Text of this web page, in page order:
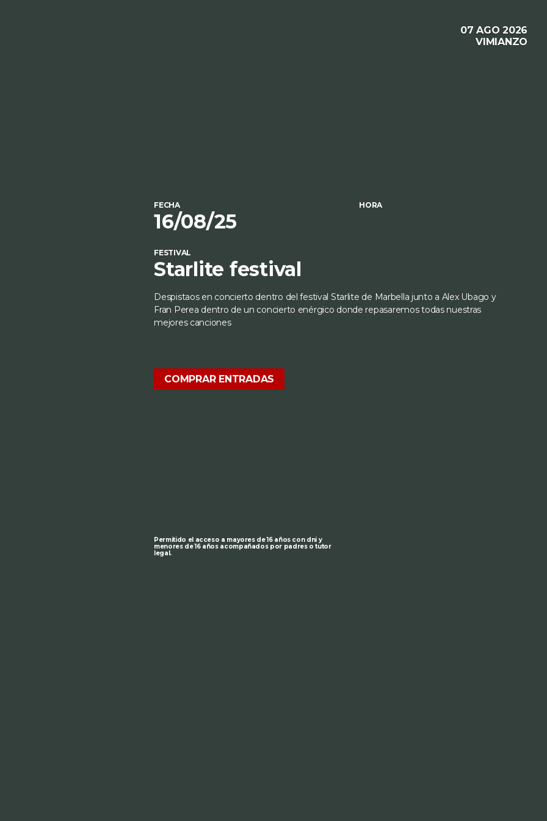
07 AGO 2026
VIMIANZO
FECHA
16/08/25
HORA
FESTIVAL
Starlite festival
Despistaos en concierto dentro del festival Starlite de Marbella junto a Alex Ubago y
Fran Perea dentro de un concierto enérgico donde repasaremos todas nuestras
mejores canciones
COMPRAR ENTRADAS
Permitido el acceso a mayores de 16 años con dni y
menores de 16 años acompañados por padres o tutor
legal.